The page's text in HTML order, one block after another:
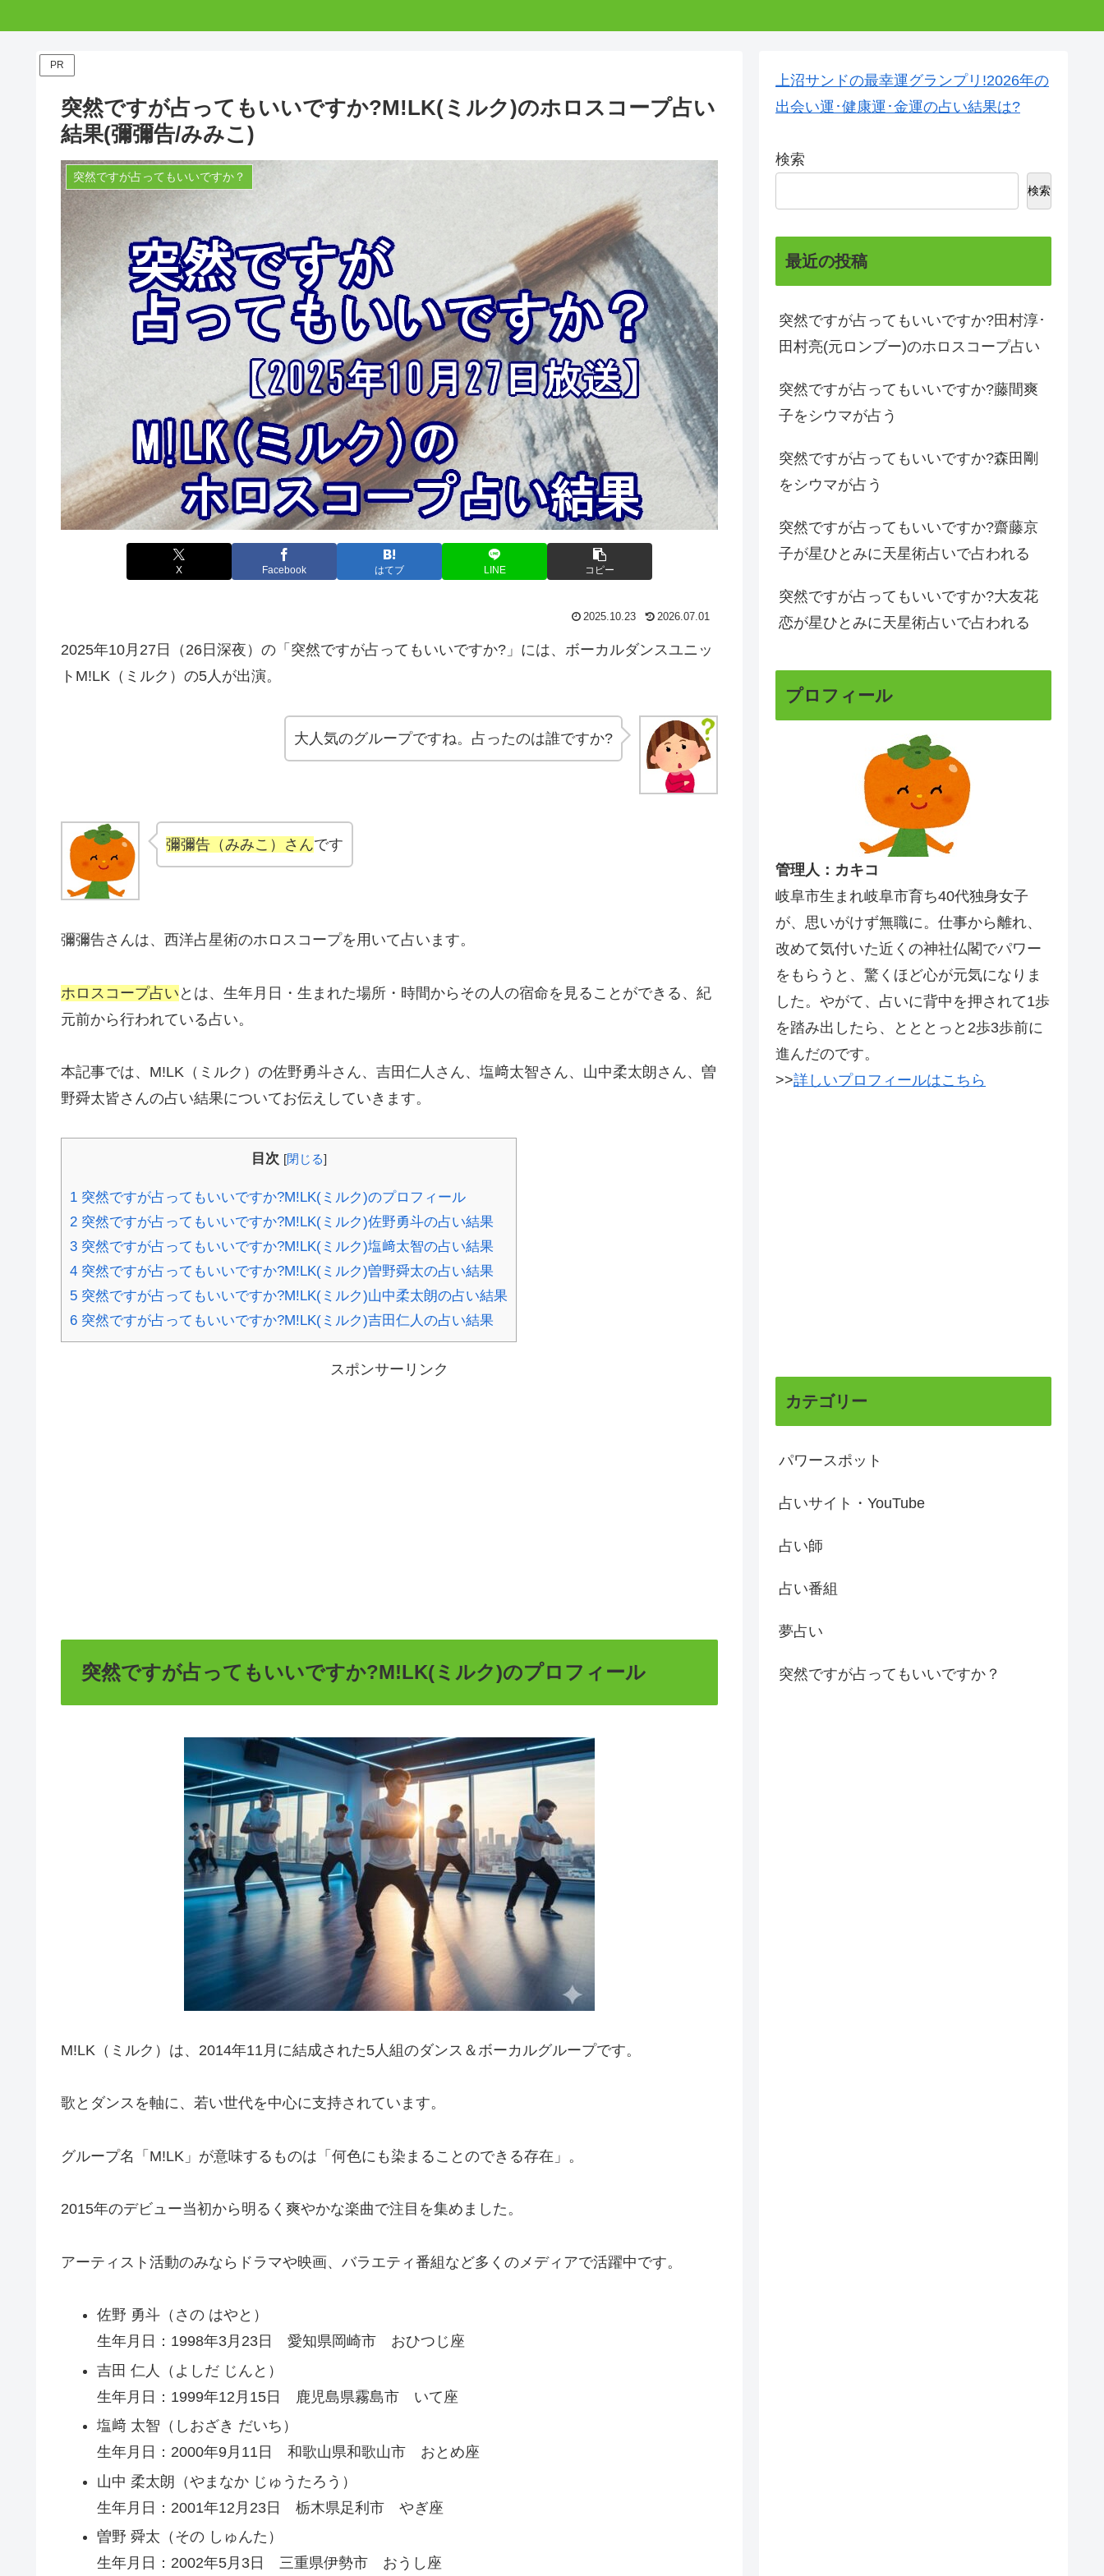
PR
突然ですが占ってもいいですか?M!LK(ミルク)のホロスコープ占い
結果(彌彌告/みみこ)
突然ですが占ってもいいですか？
X Facebook はてブ LINE コピー
2025.10.23 2026.07.01
2025年10月27日（26日深夜）の「突然ですが占ってもいいですか?」には、ボーカルダンスユニッ
トM!LK（ミルク）の5人が出演。
大人気のグループですね。占ったのは誰ですか?
彌彌告（みみこ）さんです
彌彌告さんは、西洋占星術のホロスコープを用いて占います。
ホロスコープ占い とは、生年月日・生まれた場所・時間からその人の宿命を見ることができる、紀
元前から行われている占い。
本記事では、M!LK（ミルク）の佐野勇斗さん、吉田仁人さん、塩﨑太智さん、山中柔太朗さん、曽
野舜太皆さんの占い結果についてお伝えしていきます。
目次 [閉じる]
1 突然ですが占ってもいいですか?M!LK(ミルク)のプロフィール
2 突然ですが占ってもいいですか?M!LK(ミルク)佐野勇斗の占い結果
3 突然ですが占ってもいいですか?M!LK(ミルク)塩﨑太智の占い結果
4 突然ですが占ってもいいですか?M!LK(ミルク)曽野舜太の占い結果
5 突然ですが占ってもいいですか?M!LK(ミルク)山中柔太朗の占い結果
6 突然ですが占ってもいいですか?M!LK(ミルク)吉田仁人の占い結果
スポンサーリンク
突然ですが占ってもいいですか?M!LK(ミルク)のプロフィール
M!LK（ミルク）は、2014年11月に結成された5人組のダンス＆ボーカルグループです。
歌とダンスを軸に、若い世代を中心に支持されています。
グループ名「M!LK」が意味するものは「何色にも染まることのできる存在」。
2015年のデビュー当初から明るく爽やかな楽曲で注目を集めました。
アーティスト活動のみならドラマや映画、バラエティ番組など多くのメディアで活躍中です。
佐野 勇斗（さの はやと）
生年月日：1998年3月23日 愛知県岡崎市 おひつじ座
吉田 仁人（よしだ じんと）
生年月日：1999年12月15日 鹿児島県霧島市 いて座
塩﨑 太智（しおざき だいち）
生年月日：2000年9月11日 和歌山県和歌山市 おとめ座
山中 柔太朗（やまなか じゅうたろう）
生年月日：2001年12月23日 栃木県足利市 やぎ座
曽野 舜太（その しゅんた）
生年月日：2002年5月3日 三重県伊勢市 おうし座
上沼サンドの最幸運グランプリ!2026年の
出会い運･健康運･金運の占い結果は?
検索
検索
最近の投稿
突然ですが占ってもいいですか?田村淳･
田村亮(元ロンブー)のホロスコープ占い
突然ですが占ってもいいですか?藤間爽
子をシウマが占う
突然ですが占ってもいいですか?森田剛
をシウマが占う
突然ですが占ってもいいですか?齋藤京
子が星ひとみに天星術占いで占われる
突然ですが占ってもいいですか?大友花
恋が星ひとみに天星術占いで占われる
プロフィール
管理人：カキコ
岐阜市生まれ岐阜市育ち40代独身女子
が、思いがけず無職に。仕事から離れ、
改めて気付いた近くの神社仏閣でパワー
をもらうと、驚くほど心が元気になりま
した。やがて、占いに背中を押されて1歩
を踏み出したら、とととっと2歩3歩前に
進んだのです。
>>詳しいプロフィールはこちら
カテゴリー
パワースポット
占いサイト・YouTube
占い師
占い番組
夢占い
突然ですが占ってもいいですか？